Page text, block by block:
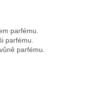
parfému.
parfému.
parfému.